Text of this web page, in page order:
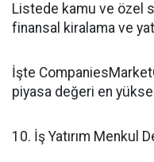
Listede kamu ve özel
finansal kiralama ve
İşte
piyasa değeri en
10. İş Yatırım Menkul